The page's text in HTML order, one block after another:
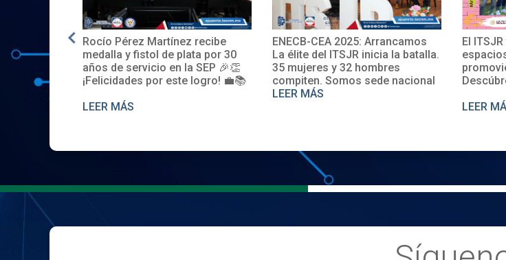
EE.UU.
Rocío Pérez Martínez recibe
medalla y fistol de plata por 30
años de servicio en la SEP 🎉👏
¡Felicidades por este logro! 💼📚
LEER MÁS
ENECB-CEA 2025: Arrancamos
La élite del ITSJR inicia la batalla.
35 mujeres y 32 hombres
compiten. Somos sede nacional
LEER MÁS
El
LEER